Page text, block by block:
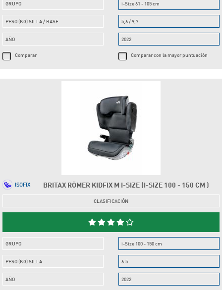
GRUPO
PESO (KG) SILLA / BASE
AÑO
Comparar
i-Size 61 - 105 cm
5,6 / 9,7
2022
Comparar con la mayor puntuación
BRITAX RÖMER KIDFIX M I-SIZE (I-SIZE 100 - 150 CM )
ISOFIX
CLASIFICACIÓN
GRUPO
PESO (KG) SILLA
AÑO
i-Size 100 - 150 cm
6.5
2022